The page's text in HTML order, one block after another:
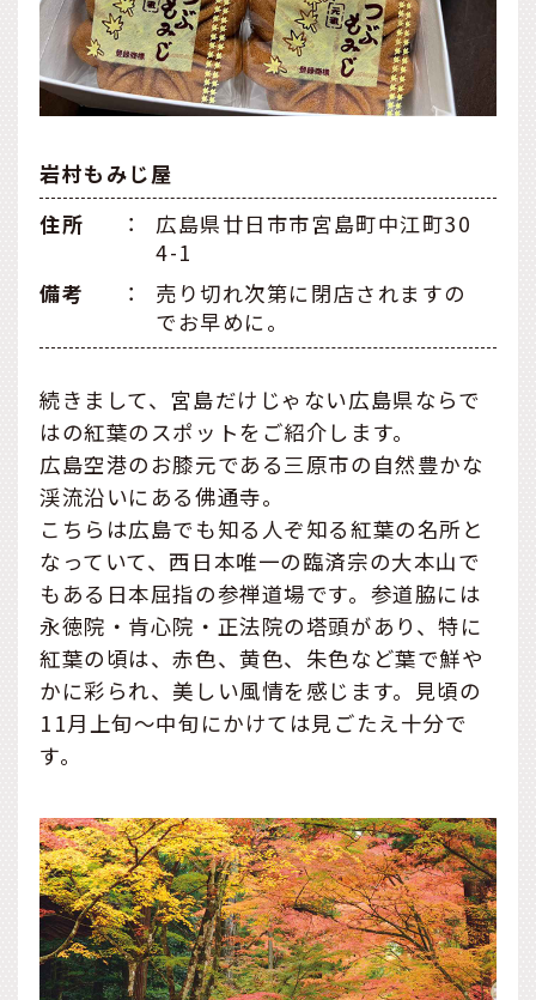
岩村もみじ屋
住所
：
広島県廿日市市宮島町中江町30
4-1
備考
：
売り切れ次第に閉店されますの
でお早めに。
続きまして、宮島だけじゃない広島県ならで
はの紅葉のスポットをご紹介します。
広島空港のお膝元である三原市の自然豊かな
渓流沿いにある佛通寺。
こちらは広島でも知る人ぞ知る紅葉の名所と
なっていて、西日本唯一の臨済宗の大本山で
もある日本屈指の参禅道場です。参道脇には
永徳院・肯心院・正法院の塔頭があり、特に
紅葉の頃は、赤色、黄色、朱色など葉で鮮や
かに彩られ、美しい風情を感じます。見頃の
11月上旬～中旬にかけては見ごたえ十分で
す。